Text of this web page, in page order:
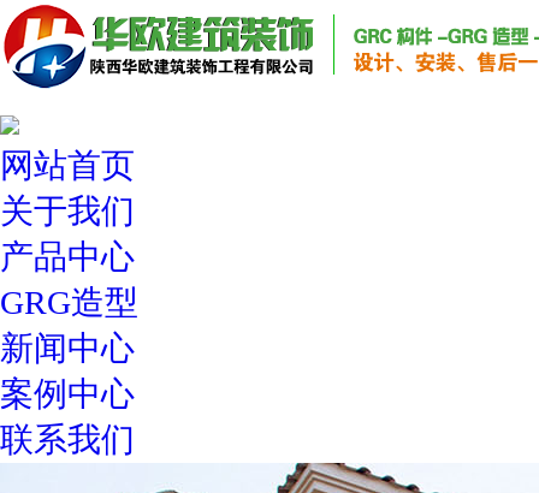
网站首页
关于我们
产品中心
GRG造型
新闻中心
案例中心
联系我们